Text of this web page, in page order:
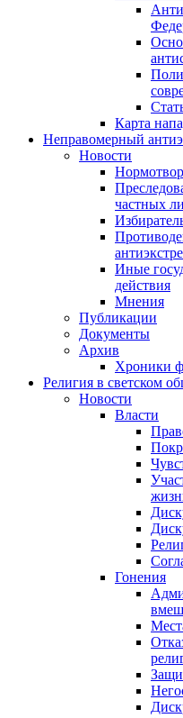
Карта
Неправомерный
Новости
частных
Иные
действия
Мнения
Публикации
Документы
Архив
Хроники
Религия в светском
Новости
Власти
Гонения